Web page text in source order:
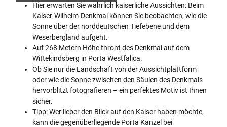
Hier erwarten Sie wahrlich kaiserliche Aussichten: Beim
Kaiser-Wilhelm-Denkmal können Sie beobachten, wie die
Sonne über der norddeutschen Tiefebene und dem
Weserbergland aufgeht.
Auf 268 Metern Höhe thront des Denkmal auf dem
Wittekindsberg in Porta Westfalica.
Ob Sie nur die Landschaft von der Aussichtplattform
oder wie die Sonne zwischen den Säulen des Denkmals
hervorblitzt fotografieren – ein perfektes Motiv ist Ihnen
sicher.
Tipp: Wer lieber den Blick auf den Kaiser haben möchte,
kann die gegenüberliegende Porta Kanzel bei